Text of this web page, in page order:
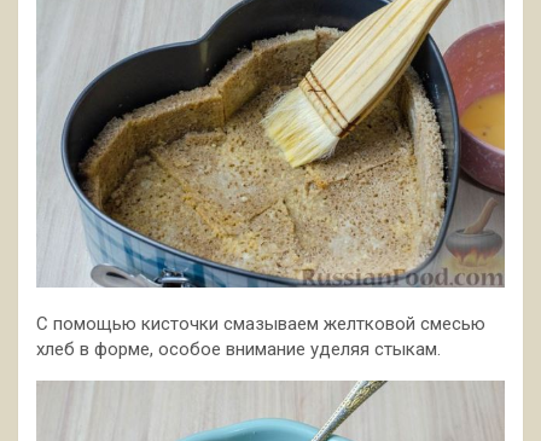
С помощью кисточки смазываем желтковой смесью
хлеб в форме, особое внимание уделяя стыкам.